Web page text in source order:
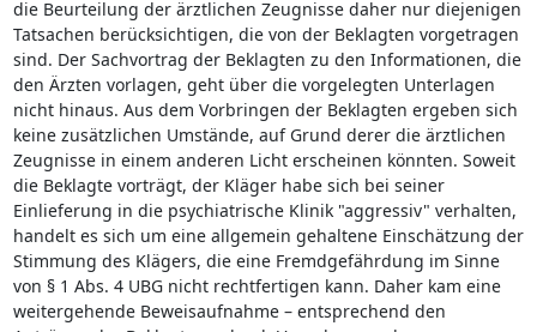
die Beurteilung der ärztlichen Zeugnisse daher nur diejenigen
Tatsachen berücksichtigen, die von der Beklagten vorgetragen
sind. Der Sachvortrag der Beklagten zu den Informationen, die
den Ärzten vorlagen, geht über die vorgelegten Unterlagen
nicht hinaus. Aus dem Vorbringen der Beklagten ergeben sich
keine zusätzlichen Umstände, auf Grund derer die ärztlichen
Zeugnisse in einem anderen Licht erscheinen könnten. Soweit
die Beklagte vorträgt, der Kläger habe sich bei seiner
Einlieferung in die psychiatrische Klinik "aggressiv" verhalten,
handelt es sich um eine allgemein gehaltene Einschätzung der
Stimmung des Klägers, die eine Fremdgefährdung im Sinne
von § 1 Abs. 4 UBG nicht rechtfertigen kann. Daher kam eine
weitergehende Beweisaufnahme – entsprechend den